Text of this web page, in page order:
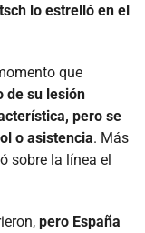
lo estrelló en el
que
de su lesión
pero se
o asistencia. Más
sobre la línea el
pero España